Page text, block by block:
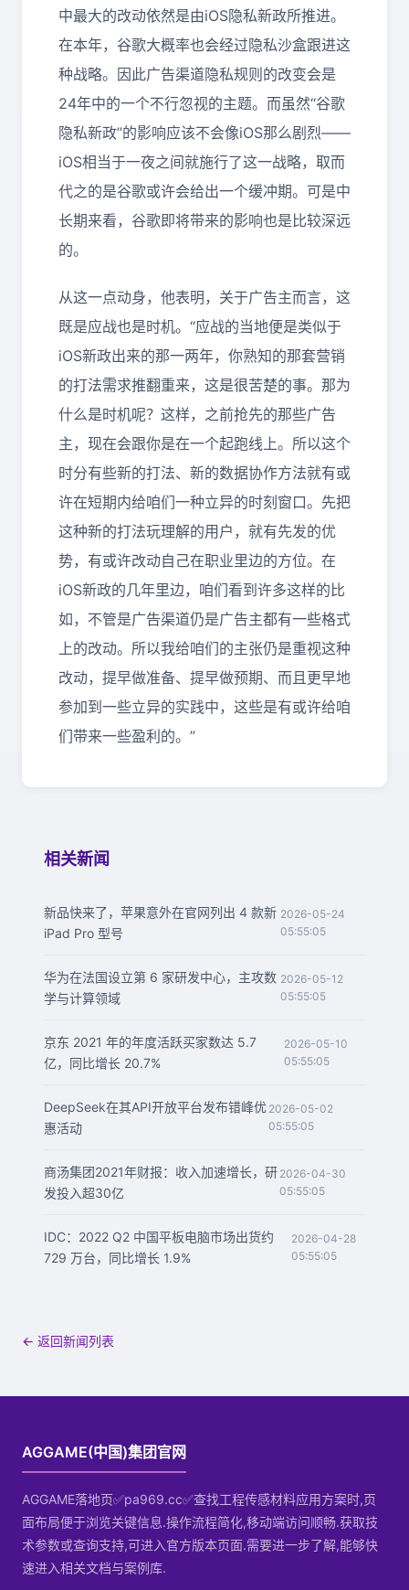
中最大的改动依然是由iOS隐私新政所推进。
在本年，谷歌大概率也会经过隐私沙盒跟进这
种战略。因此广告渠道隐私规则的改变会是
24年中的一个不行忽视的主题。而虽然“谷歌
隐私新政”的影响应该不会像iOS那么剧烈——
iOS相当于一夜之间就施行了这一战略，取而
代之的是谷歌或许会给出一个缓冲期。可是中
长期来看，谷歌即将带来的影响也是比较深远
的。
从这一点动身，他表明，关于广告主而言，这
既是应战也是时机。“应战的当地便是类似于
iOS新政出来的那一两年，你熟知的那套营销
的打法需求推翻重来，这是很苦楚的事。那为
什么是时机呢？这样，之前抢先的那些广告
主，现在会跟你是在一个起跑线上。所以这个
时分有些新的打法、新的数据协作方法就有或
许在短期内给咱们一种立异的时刻窗口。先把
这种新的打法玩理解的用户，就有先发的优
势，有或许改动自己在职业里边的方位。在
iOS新政的几年里边，咱们看到许多这样的比
如，不管是广告渠道仍是广告主都有一些格式
上的改动。所以我给咱们的主张仍是重视这种
改动，提早做准备、提早做预期、而且更早地
参加到一些立异的实践中，这些是有或许给咱
们带来一些盈利的。”
相关新闻
新品快来了，苹果意外在官网列出 4 款新
iPad Pro 型号
2026-05-24
05:55:05
华为在法国设立第 6 家研发中心，主攻数
学与计算领域
2026-05-12
05:55:05
京东 2021 年的年度活跃买家数达 5.7
亿，同比增长 20.7%
2026-05-10
05:55:05
DeepSeek在其API开放平台发布错峰优
惠活动
2026-05-02
05:55:05
商汤集团2021年财报：收入加速增长，研
发投入超30亿
2026-04-30
05:55:05
IDC：2022 Q2 中国平板电脑市场出货约
729 万台，同比增长 1.9%
2026-04-28
05:55:05
← 返回新闻列表
AGGAME(中国)集团官网
AGGAME落地页✅pa969.cc✅查找工程传感材料应用方案时,页
面布局便于浏览关键信息.操作流程简化,移动端访问顺畅.获取技
术参数或查询支持,可进入官方版本页面.需要进一步了解,能够快
速进入相关文档与案例库.